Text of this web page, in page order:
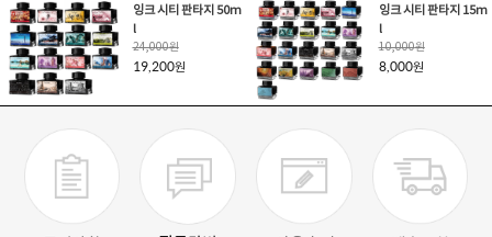
잉크 시티 판타지 50m
l
24,000원
19,200원
잉크 시티 판타지 15m
l
10,000원
8,000원